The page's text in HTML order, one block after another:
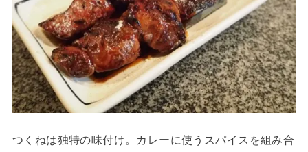
つくねは独特の味付け。カレーに使うスパイスを組み合